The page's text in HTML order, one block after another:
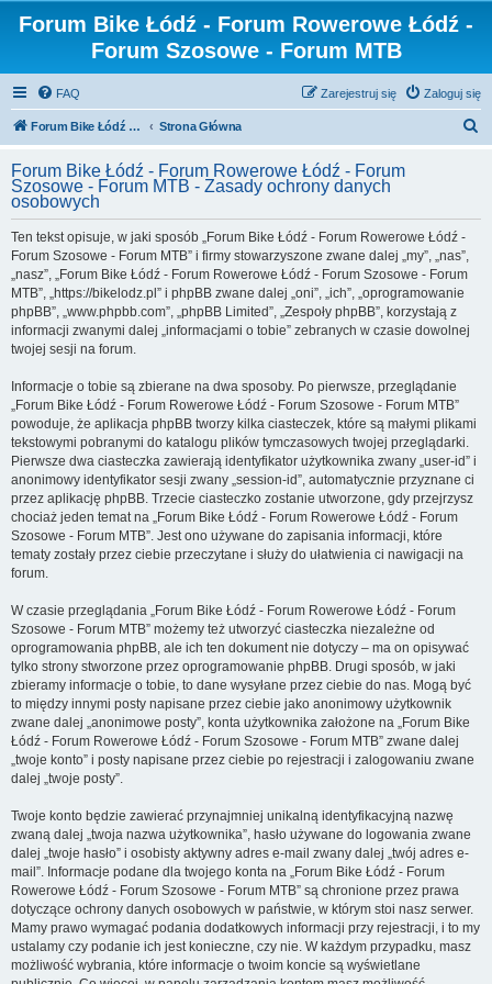
Forum Bike Łódź - Forum Rowerowe Łódź -
Forum Szosowe - Forum MTB
FAQ Zaloguj się
Zarejestruj się
Forum Bike Łódź - Forum Rowerowe Łódź - Forum Szosowe - Forum MTB Strona Główna
Forum Bike Łódź - Forum Rowerowe Łódź - Forum
Szosowe - Forum MTB - Zasady ochrony danych
osobowych
Ten tekst opisuje, w jaki sposób „Forum Bike Łódź - Forum Rowerowe Łódź -
Forum Szosowe - Forum MTB” i firmy stowarzyszone zwane dalej „my”, „nas”,
„nasz”, „Forum Bike Łódź - Forum Rowerowe Łódź - Forum Szosowe - Forum
MTB”, „https://bikelodz.pl” i phpBB zwane dalej „oni”, „ich”, „oprogramowanie
phpBB”, „www.phpbb.com”, „phpBB Limited”, „Zespoły phpBB”, korzystają z
informacji zwanymi dalej „informacjami o tobie” zebranych w czasie dowolnej
twojej sesji na forum.
Informacje o tobie są zbierane na dwa sposoby. Po pierwsze, przeglądanie
„Forum Bike Łódź - Forum Rowerowe Łódź - Forum Szosowe - Forum MTB”
powoduje, że aplikacja phpBB tworzy kilka ciasteczek, które są małymi plikami
tekstowymi pobranymi do katalogu plików tymczasowych twojej przeglądarki.
Pierwsze dwa ciasteczka zawierają identyfikator użytkownika zwany „user-id” i
anonimowy identyfikator sesji zwany „session-id”, automatycznie przyznane ci
przez aplikację phpBB. Trzecie ciasteczko zostanie utworzone, gdy przejrzysz
chociaż jeden temat na „Forum Bike Łódź - Forum Rowerowe Łódź - Forum
Szosowe - Forum MTB”. Jest ono używane do zapisania informacji, które
tematy zostały przez ciebie przeczytane i służy do ułatwienia ci nawigacji na
forum.
W czasie przeglądania „Forum Bike Łódź - Forum Rowerowe Łódź - Forum
Szosowe - Forum MTB” możemy też utworzyć ciasteczka niezależne od
oprogramowania phpBB, ale ich ten dokument nie dotyczy – ma on opisywać
tylko strony stworzone przez oprogramowanie phpBB. Drugi sposób, w jaki
zbieramy informacje o tobie, to dane wysyłane przez ciebie do nas. Mogą być
to między innymi posty napisane przez ciebie jako anonimowy użytkownik
zwane dalej „anonimowe posty”, konta użytkownika założone na „Forum Bike
Łódź - Forum Rowerowe Łódź - Forum Szosowe - Forum MTB” zwane dalej
„twoje konto” i posty napisane przez ciebie po rejestracji i zalogowaniu zwane
dalej „twoje posty”.
Twoje konto będzie zawierać przynajmniej unikalną identyfikacyjną nazwę
zwaną dalej „twoja nazwa użytkownika”, hasło używane do logowania zwane
dalej „twoje hasło” i osobisty aktywny adres e-mail zwany dalej „twój adres e-
mail”. Informacje podane dla twojego konta na „Forum Bike Łódź - Forum
Rowerowe Łódź - Forum Szosowe - Forum MTB” są chronione przez prawa
dotyczące ochrony danych osobowych w państwie, w którym stoi nasz serwer.
Mamy prawo wymagać podania dodatkowych informacji przy rejestracji, i to my
ustalamy czy podanie ich jest konieczne, czy nie. W każdym przypadku, masz
możliwość wybrania, które informacje o twoim koncie są wyświetlane